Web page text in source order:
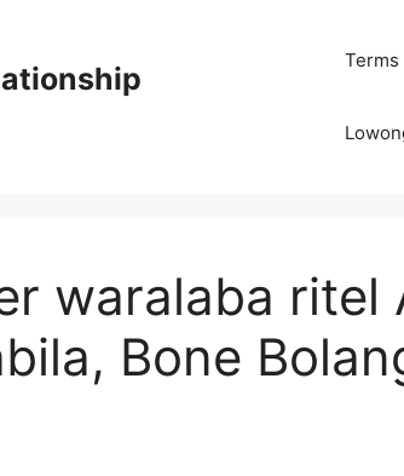
Terms
waralaba ritel
Bone